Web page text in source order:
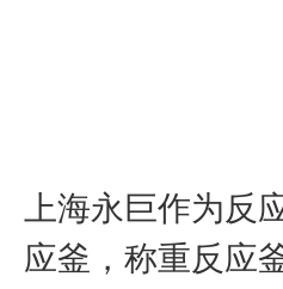
上海永巨作为
应釜，称重反应